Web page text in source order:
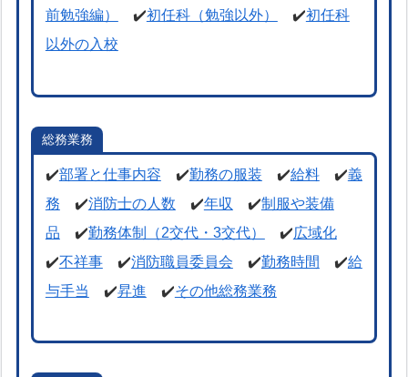
前勉強編）
✔️初任科（勉強以外） ✔️初任科
以外の入校
総務業務
✔️部署と仕事内容 ✔️勤務の服装 ✔️給料✔️義
務 ✔️消防士の人数 ✔️年収 ✔️制服や装備
品 ✔️勤務体制（2交代・3交代） ✔️広域化
✔️不祥事✔️消防職員委員会 ✔️勤務時間 ✔️給
与手当
✔️昇進 ✔️その他総務業務